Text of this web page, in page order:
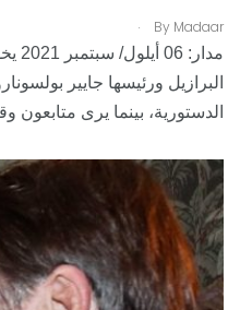
By Madaar
.
البرازيل ورئيسها جايير
الدستورية، بينما يرى متابعون